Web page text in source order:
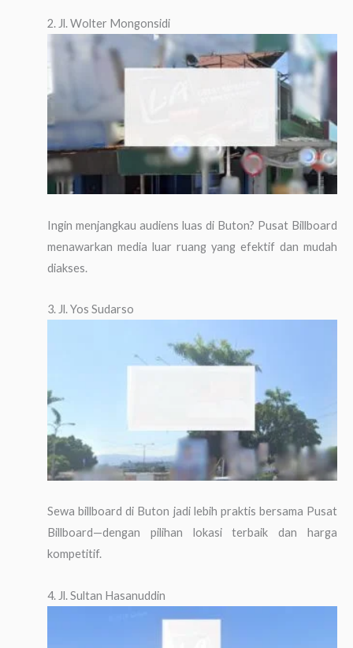
2. Jl. Wolter Mongonsidi
Ingin menjangkau audiens luas di Buton? Pusat Billboard
menawarkan media luar ruang yang efektif dan mudah
diakses.
3. Jl. Yos Sudarso
Sewa billboard di Buton jadi lebih praktis bersama Pusat
Billboard—dengan pilihan lokasi terbaik dan harga
kompetitif.
4. Jl. Sultan Hasanuddin